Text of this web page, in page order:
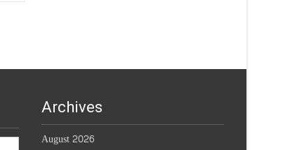
Archives
August 2026